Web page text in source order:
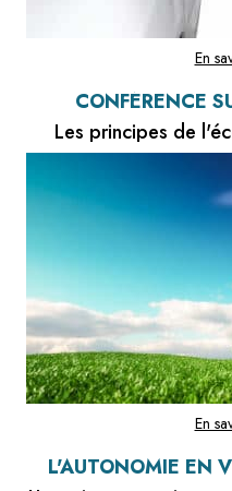
En
CONFÉRENCE
Les principes de
En
L'AUTONOMIE EN